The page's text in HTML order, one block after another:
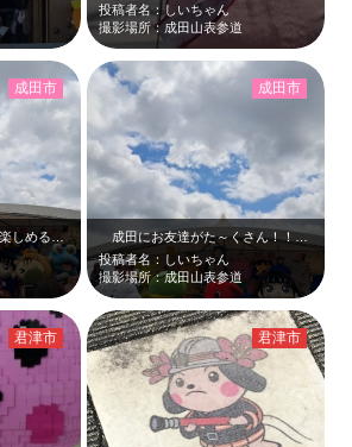
投稿者名：しいちゃん
撮影場所：成田山表参道
このようなイベントが楽しめるようになり、日常がかなり戻ってきたことを体と心で…
成田市
成田にお友達がた～くさん！！「ご当地キャラ成田詣2023 うなかぶき」、大成…
投稿者名：しいちゃん
撮影場所：成田山表参道
成田市
君津市 君津市